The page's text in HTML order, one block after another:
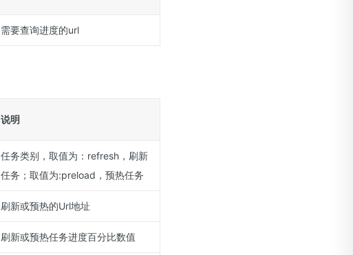
需要查询进度的url
说明
任务类别，取值为：refresh，刷新
任务；取值为:preload，预热任务
刷新或预热的Url地址
刷新或预热任务进度百分比数值